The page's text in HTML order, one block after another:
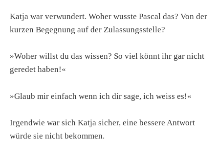
Katja war verwundert. Woher wusste Pascal das? Von der
kurzen Begegnung auf der Zulassungsstelle?
»Woher willst du das wissen? So viel könnt ihr gar nicht
geredet haben!«
»Glaub mir einfach wenn ich dir sage, ich weiss es!«
Irgendwie war sich Katja sicher, eine bessere Antwort
würde sie nicht bekommen.